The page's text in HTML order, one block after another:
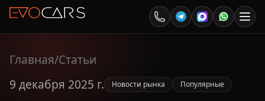
Главная/Статьи
9 декабря 2025 г.
Новости рынка Популярные